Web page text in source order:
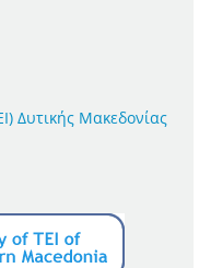
Δυτικής Μακεδονίας